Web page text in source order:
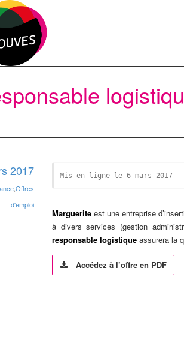
2017
,Offres
d'emploi
Mis en ligne le 6 mars 2017
Marguerite est une entreprise
à divers services (gestion
responsable logistique assurera la
Accédez à l’offre en PDF